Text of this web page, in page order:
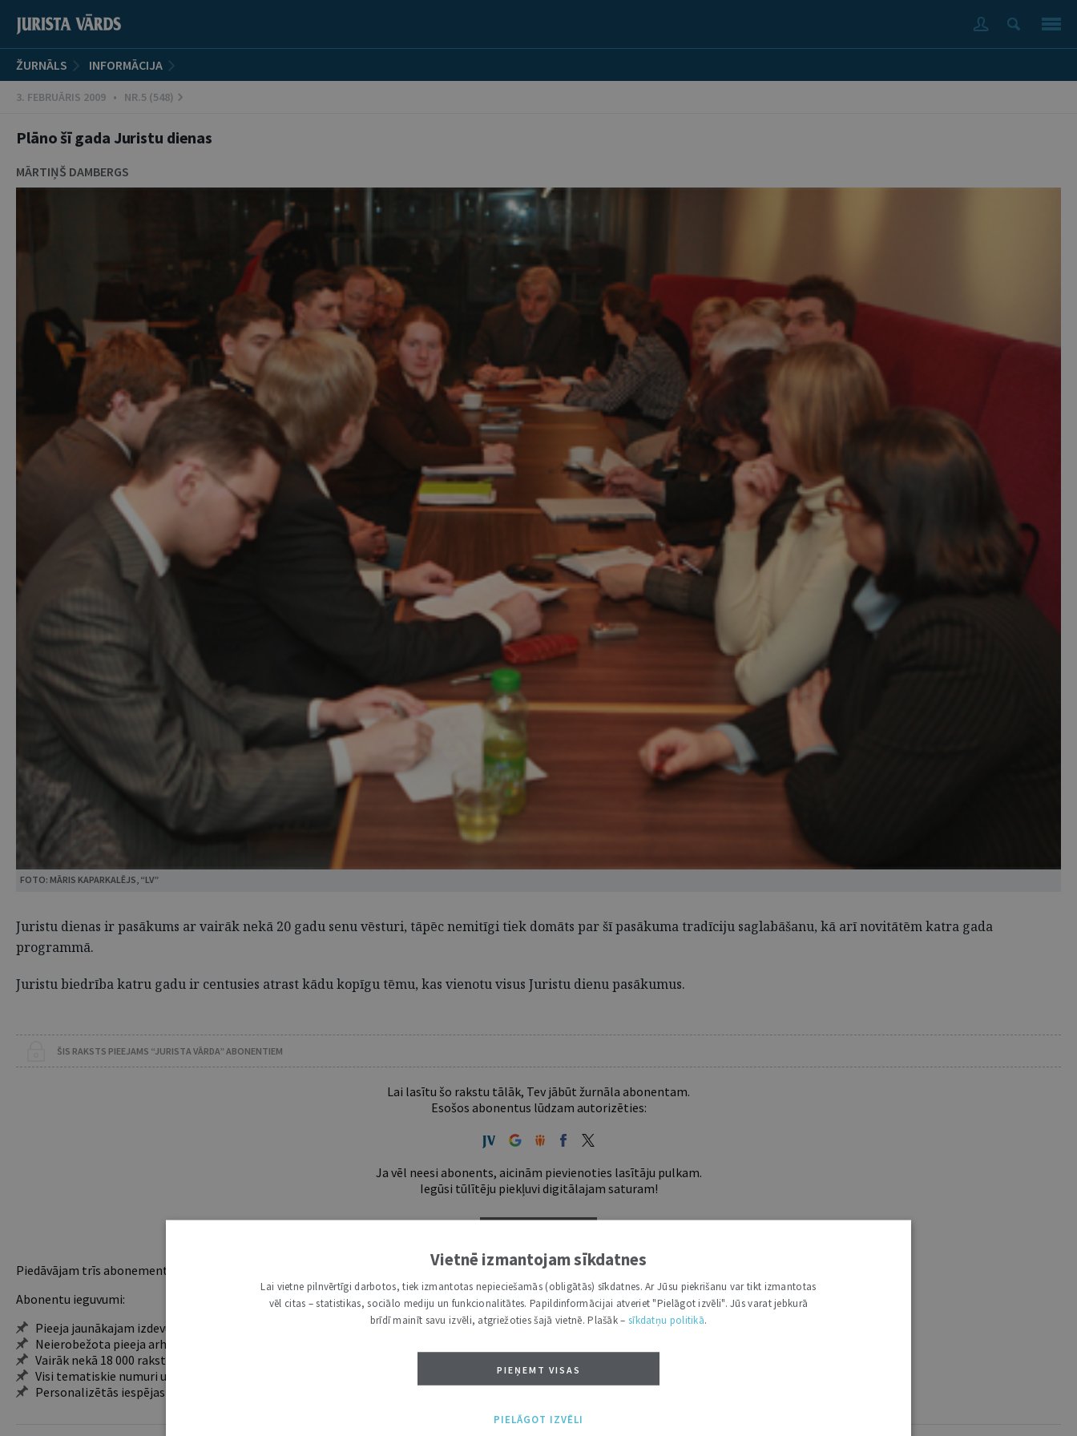
ŽURNĀLS INFORMĀCIJA
3. FEBRUĀRIS 2009 • NR.5 (548)
Plāno šī gada Juristu dienas
MĀRTIŅŠ DAMBERGS
FOTO: MĀRIS KAPARKALĒJS, “LV”
Juristu dienas ir pasākums ar vairāk nekā 20 gadu senu vēsturi, tāpēc nemitīgi tiek domāts par šī pasākuma tradīciju saglabāšanu, kā arī novitātēm katra gada
programmā.
Juristu biedrība katru gadu ir centusies atrast kādu kopīgu tēmu, kas vienotu visus Juristu dienu pasākumus.
ŠIS RAKSTS PIEEJAMS “JURISTA VĀRDA” ABONENTIEM
Lai lasītu šo rakstu tālāk, Tev jābūt žurnāla abonentam.
Esošos abonentus lūdzam autorizēties:
Ja vēl neesi abonents, aicinām pievienoties lasītāju pulkam.
Iegūsi tūlītēju piekļuvi digitālajam saturam!
Piedāvājam trīs abonementu veidus. Vienam lietotājam piemērotākais ir "Mazais" (3, 6 un 12 mēnešiem).
Abonentu ieguvumi:
Pieeja jaunākajam izdevumam
Neierobežota pieeja arhīvam – 24 h/7 d.
Vairāk nekā 18 000 rakstu un 2000 autoru
Visi tematiskie numuri un ikgadējie grāmatžurnāli
Personalizētās iespējas – piezīmes, citāti, mapes
Vietnē izmantojam sīkdatnes
Lai vietne pilnvērtīgi darbotos, tiek izmantotas nepieciešamās (obligātās) sīkdatnes. Ar Jūsu piekrišanu var tikt izmantotas
vēl citas – statistikas, sociālo mediju un funkcionalitātes. Papildinformācijai atveriet "Pielāgot izvēli". Jūs varat jebkurā
brīdī mainīt savu izvēli, atgriežoties šajā vietnē. Plašāk – sīkdatņu politikā.
PIEŅEMT VISAS
PIELĀGOT IZVĒLI